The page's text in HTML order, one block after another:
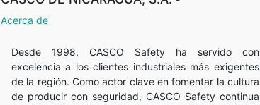
Acerca de
Desde 1998, CASCO Safety ha servido con
excelencia a los clientes industriales más exigentes
de la región. Como actor clave en fomentar la cultura
de producir con seguridad, CASCO Safety continua